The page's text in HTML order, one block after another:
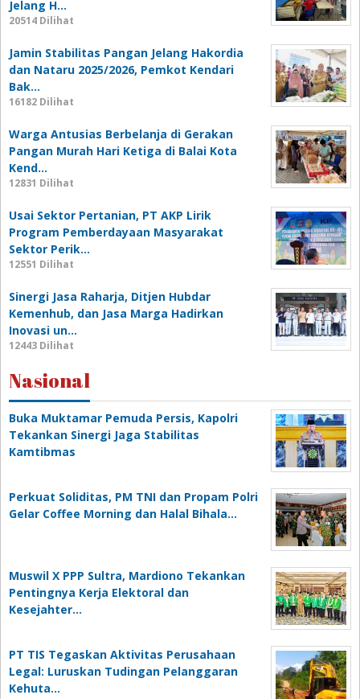
Jelang H…
20514 Dilihat
Jamin Stabilitas Pangan Jelang Hakordia
dan Nataru 2025/2026, Pemkot Kendari
Bak…
16182 Dilihat
Warga Antusias Berbelanja di Gerakan
Pangan Murah Hari Ketiga di Balai Kota
Kend…
12831 Dilihat
Usai Sektor Pertanian, PT AKP Lirik
Program Pemberdayaan Masyarakat
Sektor Perik…
12551 Dilihat
Sinergi Jasa Raharja, Ditjen Hubdar
Kemenhub, dan Jasa Marga Hadirkan
Inovasi un…
12443 Dilihat
Nasional
Buka Muktamar Pemuda Persis, Kapolri
Tekankan Sinergi Jaga Stabilitas
Kamtibmas
Perkuat Soliditas, PM TNI dan Propam Polri
Gelar Coffee Morning dan Halal Bihala…
Muswil X PPP Sultra, Mardiono Tekankan
Pentingnya Kerja Elektoral dan
Kesejahter…
PT TIS Tegaskan Aktivitas Perusahaan
Legal: Luruskan Tudingan Pelanggaran
Kehuta…